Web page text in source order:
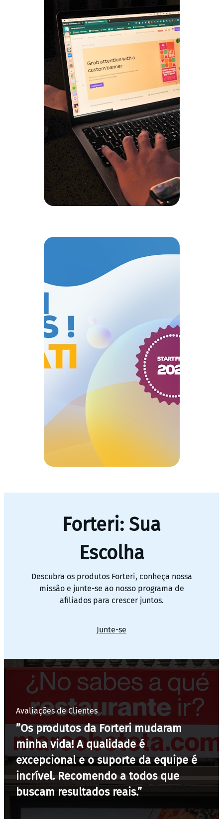
Forteri: Sua
Escolha
Descubra os produtos Forteri, conheça nossa
missão e junte-se ao nosso programa de
afiliados para crescer juntos.
Junte-se
Avaliações de Clientes
”Os produtos da Forteri mudaram
minha vida! A qualidade é
excepcional e o suporte da equipe é
incrível. Recomendo a todos que
buscam resultados reais.”